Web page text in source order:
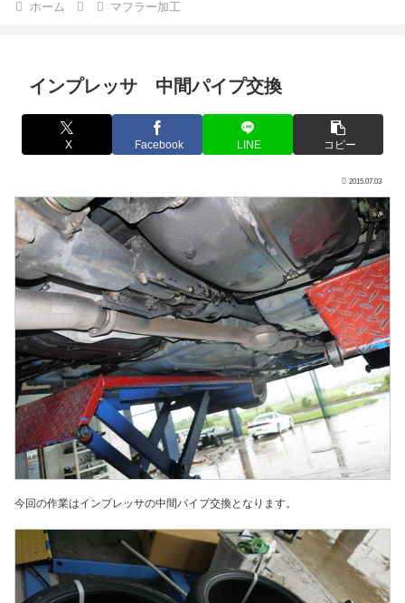
ホーム マフラー加工
インプレッサ 中間パイプ交換
X Facebook LINE コピー
2015.07.03
今回の作業はインプレッサの中間パイプ交換となります。